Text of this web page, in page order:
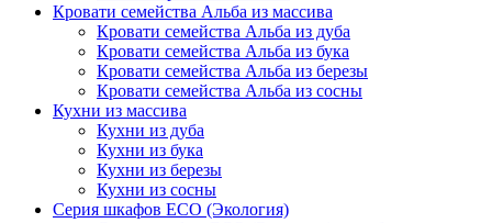
Кровати семейства Альба из массива
Кровати семейства Альба из дуба
Кровати семейства Альба из бука
Кровати семейства Альба из березы
Кровати семейства Альба из сосны
Кухни из массива
Кухни из дуба
Кухни из бука
Кухни из березы
Кухни из сосны
Серия шкафов ECO (Экология)